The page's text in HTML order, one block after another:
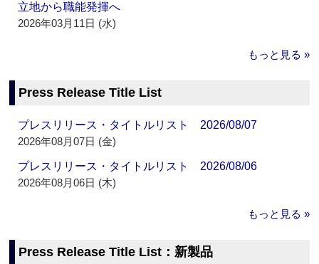
立地から職能発揮へ
2026年03月11日 (水)
もっと見る »
Press Release Title List
プレスリリース・タイトルリスト 2026/08/07
2026年08月07日 (金)
プレスリリース・タイトルリスト 2026/08/06
2026年08月06日 (木)
もっと見る »
Press Release Title List：新製品